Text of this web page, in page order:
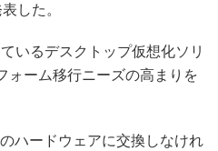
した。
いるデスクトップ仮想化ソリ
ォーム移行ニーズの高まりを
ハードウェアに交換しなけれ